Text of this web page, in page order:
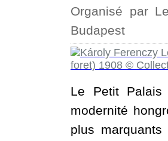
Organisé par
Budapest
Le Petit
modernité
plus